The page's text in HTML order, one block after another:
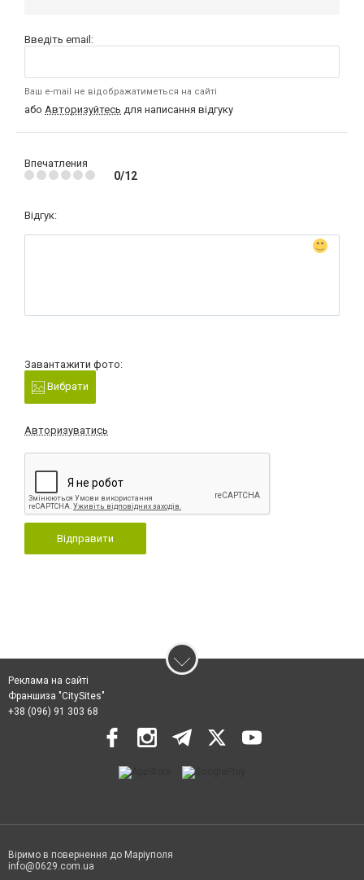
Введіть email:
Ваш e-mail не відображатиметься на сайті
або Авторизуйтесь для написання відгуку
Впечатления
0/12
Відгук:
Завантажити фото:
Вибрати
Авторизуватись
Відправити
Реклама на сайті
Франшиза "CitySites"
+38 (096) 91 303 68
Віримо в повернення до Маріуполя
info@0629.com.ua